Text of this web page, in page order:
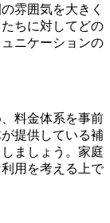
雰囲気を大きく
ちに対してどの
ニケーションの
料金体系を事前
提供している補
ましょう。家庭
用を考える上で